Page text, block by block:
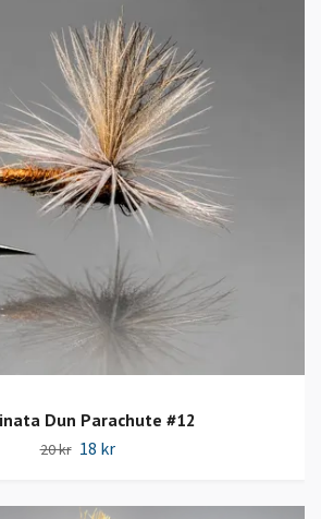
Dun Parachute #12
20 kr 18 kr